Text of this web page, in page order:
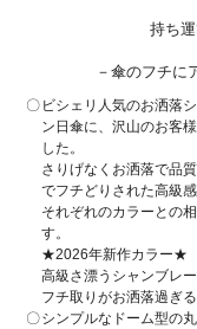
持ち
－傘のフチに
ビシェリ人気のお洒落
ン日傘に、沢山のお客
した。
さりげなくお洒落で品
でフチどりされた高級
それぞれのカラーとの
す。
★2026年新作カラー★
高級さ漂うシャンブレ
フチ取りがお洒落過ぎ
シンプルなドーム型の